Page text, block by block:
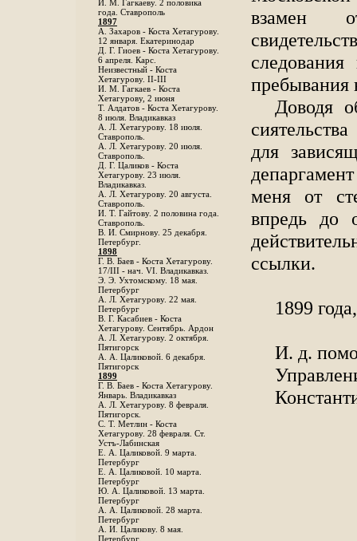
И. М. Гагкаеву. 2 половика
года. Ставрополь
1897
А. Захаров - Коста Хетагурову.
12 января. Екатеринодар
Д. Г. Гиоев - Коста Хетагурову.
6 апреля. Карс.
Неизвестный - Коста
Хетагурову. II-III
И. М. Гагкаев - Коста
Хетагурову, 2 июня
Т. Алдатов - Коста Хетагурову.
8 июля. Владикавказ
А. Л. Хетагурову. 18 июля.
Ставрополь.
А. Л. Хетагурову. 20 июля.
Ставрополь.
Д. Г. Цаликов - Коста
Хетагурову. 23 июля.
Владикавказ.
А. Л. Хетагурову. 20 августа.
Ставрополь.
И. Т. Гайтову. 2 половина года.
Ставрополь.
В. И. Смирнову. 25 декабря.
Петербург.
1898
Г. В. Баев - Коста Хетагурову.
17/III - нач. VI. Владикавказ.
Э. Э. Ухтомскому. 18 мая.
Петербург
A. Л. Хетагурову. 22 мая.
Петербург
B. Г. Касабиев - Коста
Хетагурову. Сентябрь. Ардон
А. Л. Хетагурову. 2 октября.
Пятигорск
А. А. Цаликовой. 6 декабря.
Пятигорск
1899
Г. В. Баев - Коста Хетагурову.
Январь. Владикавказ
А. Л. Хетагурову. 8 февраля.
Пятигорск.
С. Т. Метлин - Коста
Хетагурову. 28 февраля. Ст.
Устъ-Лабинская
Е. А. Цаликовой. 9 марта.
Петербург
Е. А. Цаликовой. 10 марта.
Петербург
Ю. А. Цаликовой. 13 марта.
Петербург
А. А. Цаликовой. 28 марта.
Петербург
А. И. Цаликову. 8 мая.
Петербург.
взамен
пребывания
Доводя
для
меня от
впредь до
ссылки.
1899
И. д.